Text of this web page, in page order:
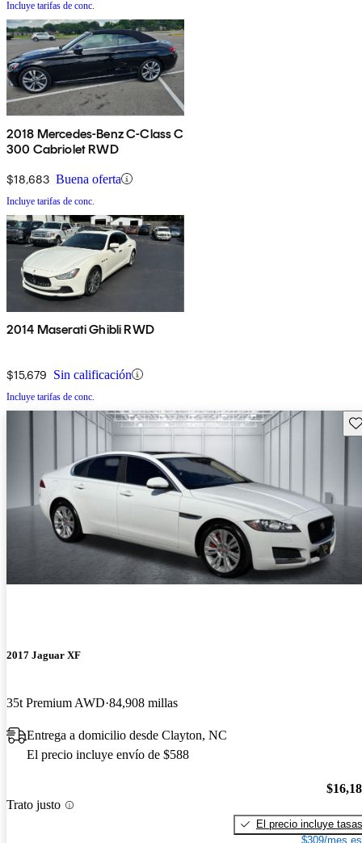
Incluye tarifas de conc.
2018 Mercedes-Benz C-Class C
300 Cabriolet RWD
$18,683 Buena oferta
Incluye tarifas de conc.
2014 Maserati Ghibli RWD
$15,679 Sin calificación
Incluye tarifas de conc.
2017 Jaguar XF
35t Premium AWD 84,908 millas
Entrega a domicilio desde Clayton, NC
El precio incluye envío de $588
Trato justo
El precio incluye tasas
$309/mes